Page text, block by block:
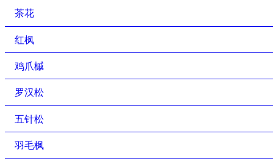
茶花
红枫
鸡爪槭
罗汉松
五针松
羽毛枫